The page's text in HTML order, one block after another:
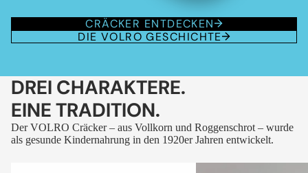
CRÄCKER ENTDECKEN
DIE VOLRO GESCHICHTE
DREI CHARAKTERE.
EINE TRADITION.
Der VOLRO Cräcker – aus Vollkorn und Roggenschrot – wurde
als gesunde Kindernahrung in den 1920er Jahren entwickelt.